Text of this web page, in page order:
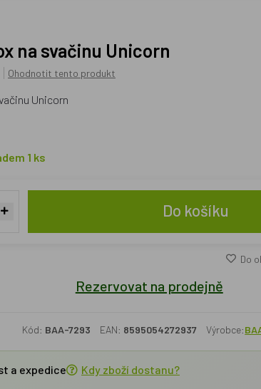
na svačinu Unicorn
Ohodnotit tento produkt
Unicorn
1 ks
Do košíku
Do
Rezervovat na prodejně
Kód: BAA-7293 EAN: 8595054272937 Výrobce:
a expedice Kdy zboží dostanu?